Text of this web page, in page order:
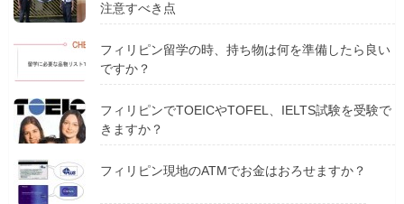
注意すべき点
フィリピン留学の時、持ち物は何を準備したら良い
ですか？
フィリピンでTOEICやTOFEL、IELTS試験を受験で
きますか？
フィリピン現地のATMでお金はおろせますか？